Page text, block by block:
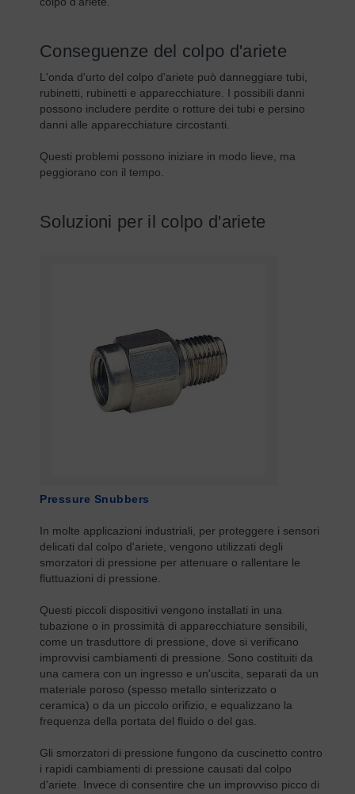
Conseguenze del colpo d'ariete
L'onda d'urto del colpo d'ariete può danneggiare tubi,
rubinetti, rubinetti e apparecchiature. I possibili danni
possono includere perdite o rotture dei tubi e persino
danni alle apparecchiature circostanti.
Questi problemi possono iniziare in modo lieve, ma
peggiorano con il tempo.
Soluzioni per il colpo d'ariete
Pressure Snubbers
In molte applicazioni industriali, per proteggere i sensori
delicati dal colpo d'ariete, vengono utilizzati degli
smorzatori di pressione per attenuare o rallentare le
fluttuazioni di pressione.
Questi piccoli dispositivi vengono installati in una
tubazione o in prossimità di apparecchiature sensibili,
come un trasduttore di pressione, dove si verificano
improvvisi cambiamenti di pressione. Sono costituiti da
una camera con un ingresso e un'uscita, separati da un
materiale poroso (spesso metallo sinterizzato o
ceramica) o da un piccolo orifizio, e equalizzano la
frequenza della portata del fluido o del gas.
Gli smorzatori di pressione fungono da cuscinetto contro
i rapidi cambiamenti di pressione causati dal colpo
d'ariete. Invece di consentire che un improvviso picco di